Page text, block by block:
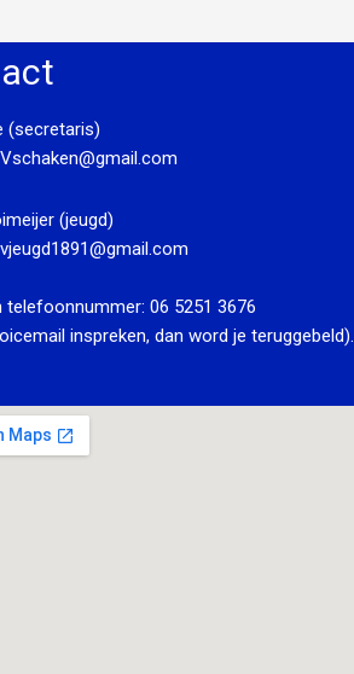
(secretaris)
(jeugd)
telefoonnummer: 06 5251 3676
inspreken, dan word je teruggebeld).